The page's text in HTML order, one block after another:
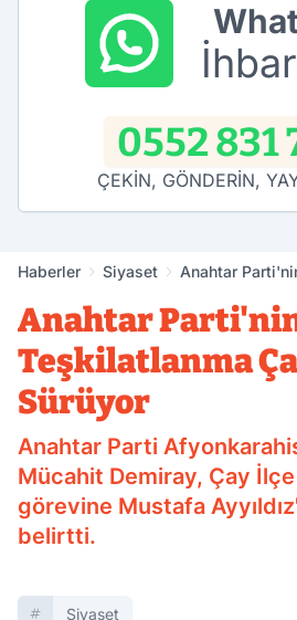
0552 831
ÇEKİN, GÖNDERİN,
Haberler Siyaset
Anahtar
Anahtar
Teşkilatlanma
Sürüyor
Anahtar Parti
Mücahit Demiray, Çay İlçe
görevine Mustafa
belirtti.
Siyaset